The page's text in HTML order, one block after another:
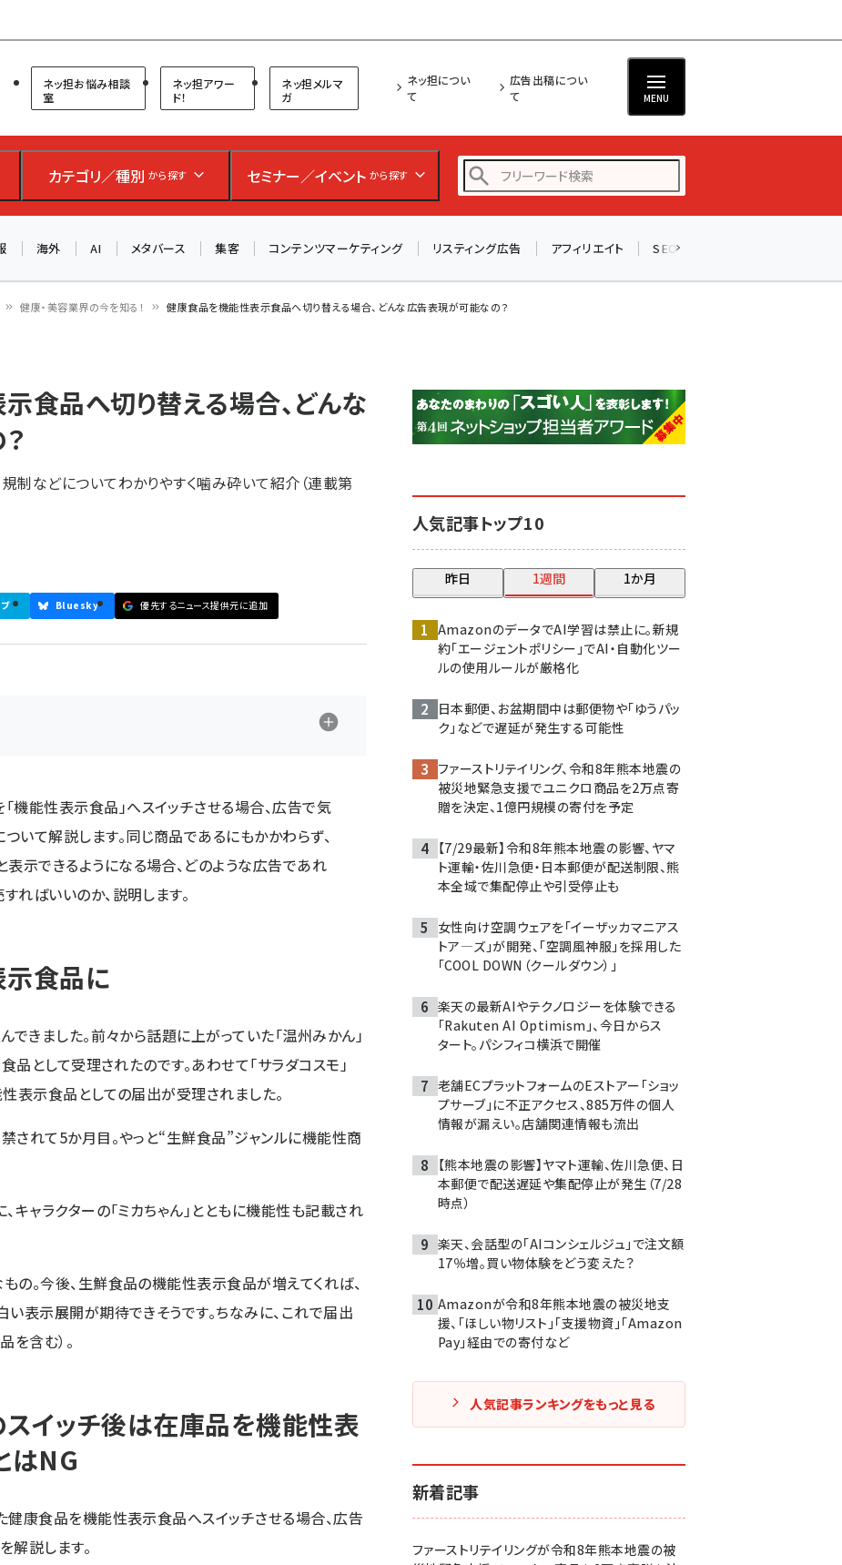
ョップ担当者フォーラム
ネッ担お悩み相談
室
ネッ担アワー
ド！
ネッ担メルマ
ガ
ネッ担につい
て
広告出稿につい
て
MENU
カテゴリ／種別 から探す セミナー／イベント から探す
アスクル (1122)
base (1081)
海外 AI メタバース 集客 コンテンツマーケティング リスティング広告 アフィリエイト SEO
健康・美容業界の今を知る！ 健康食品を機能性表示食品へ切り替える場合、どんな広告表現が可能なの？
食品へ切り替える場合、どんな
制などについてわかりやすく噛み砕いて紹介（連載第
Bluesky 優先するニュース提供元に追加
機能性表示食品」へスイッチさせる場合、広告で気
いて解説します。同じ商品であるにもかかわらず、
表示できるようになる場合、どのような広告であれ
ればいいのか、説明します。
食品に
きました。前々から話題に上がっていた「温州みかん」
品として受理されたのです。あわせて「サラダコスモ」
表示食品としての届出が受理されました。
れて5か月目。やっと“生鮮食品”ジャンルに機能性商
キャラクターの「ミカちゃん」とともに機能性も記載され
の。今後、生鮮食品の機能性表示食品が増えてくれば、
表示展開が期待できそうです。ちなみに、これで届出
含む）。
イッチ後は在庫品を機能性表
はNG
健康食品を機能性表示食品へスイッチさせる場合、広告
解説します。
人気記事トップ10
昨日 1週間 1か月
AmazonのデータでAI学習は禁止に。新規
約「エージェントポリシー」でAI・自動化ツー
ルの使用ルールが厳格化
日本郵便、お盆期間中は郵便物や「ゆうパッ
ク」などで遅延が発生する可能性
ファーストリテイリング、令和8年熊本地震の
被災地緊急支援でユニクロ商品を2万点寄
贈を決定、1億円規模の寄付を予定
【7/29最新】令和8年熊本地震の影響、ヤマ
ト運輸・佐川急便・日本郵便が配送制限、熊
本全域で集配停止や引受停止も
女性向け空調ウェアを「イーザッカマニアス
トア―ズ」が開発、「空調風神服」を採用した
「COOL DOWN（クールダウン）」
楽天の最新AIやテクノロジーを体験できる
「Rakuten AI Optimism」、今日からス
タート。パシフィコ横浜で開催
老舗ECプラットフォームのEストアー「ショッ
プサーブ」に不正アクセス、885万件の個人
情報が漏えい。店舗関連情報も流出
【熊本地震の影響】ヤマト運輸、佐川急便、日
本郵便で配送遅延や集配停止が発生（7/28
時点）
楽天、会話型の「AIコンシェルジュ」で注文額
17％増。買い物体験をどう変えた？
Amazonが令和8年熊本地震の被災地支
援、「ほしい物リスト」「支援物資」「Amazon
Pay」経由での寄付など
人気記事ランキングをもっと見る
新着記事
ファーストリテイリングが令和8年熊本地震の被
AIが買い物を代行する時代に打つべき「次の一手」とは？
アルペン、オイシックス、元UA責任者が登壇のリアルECセ
ミナー（8/26＠東京）【交流会も実施】
参加登録はこちら↑